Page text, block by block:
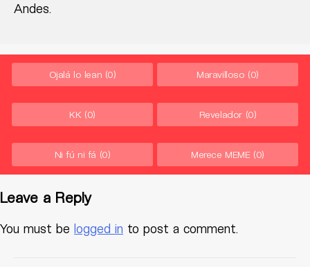
Andes.
Ojalá lo lean (0) Maravilloso (0)
KK (0) Revelador (0)
Ni fú ni fá (0) Merece MEME (0)
Leave a Reply
You must be logged in to post a comment.